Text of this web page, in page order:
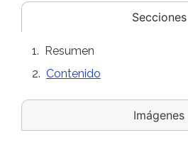
Secciones
Imágenes
Resumen
Contenido